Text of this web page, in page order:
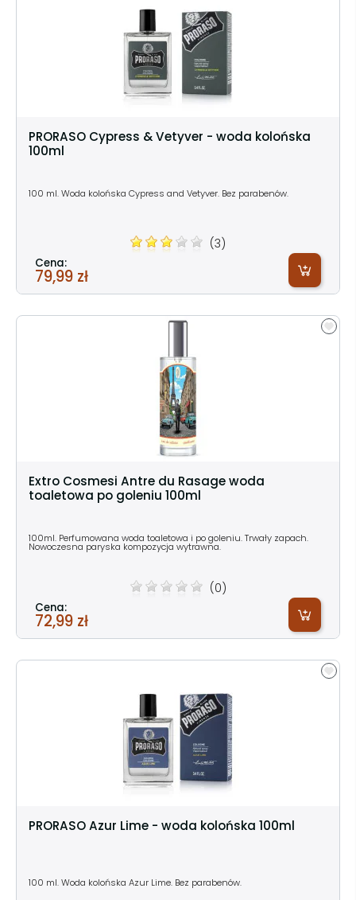
PRORASO Cypress & Vetyver - woda kolońska
100ml
100 ml. Woda kolońska Cypress and Vetyver. Bez parabenów.
(3)
Cena:
79,99 zł
Extro Cosmesi Antre du Rasage woda
toaletowa po goleniu 100ml
100ml. Perfumowana woda toaletowa i po goleniu. Trwały zapach.
Nowoczesna paryska kompozycja wytrawna.
(0)
Cena:
72,99 zł
PRORASO Azur Lime - woda kolońska 100ml
100 ml. Woda kolońska Azur Lime. Bez parabenów.